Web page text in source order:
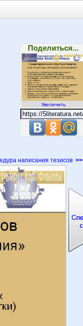
Поделиться...
Увеличить
написания тезисов >>